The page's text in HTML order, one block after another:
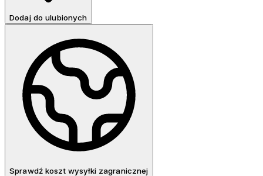
Dodaj do ulubionych
Sprawdź koszt wysyłki zagranicznej